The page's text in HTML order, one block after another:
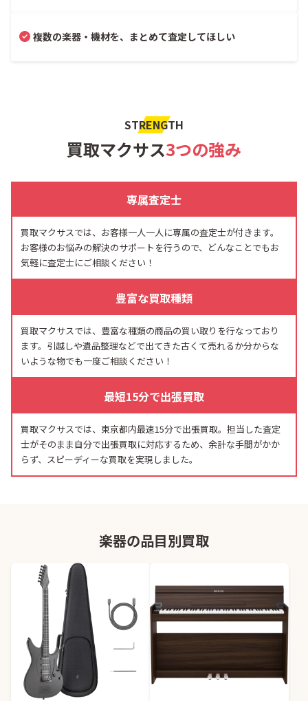
複数の楽器・機材を、まとめて査定してほしい
STRENGTH
買取マクサス3つの強み
専属査定士
買取マクサスでは、お客様一人一人に専属の査定士が付きます。
お客様のお悩みの解決のサポートを行うので、どんなことでもお
気軽に査定士にご相談ください！
豊富な買取種類
買取マクサスでは、豊富な種類の商品の買い取りを行なっており
ます。引越しや遺品整理などで出てきた古くて売れるか分からな
いような物でも一度ご相談ください！
最短15分で出張買取
買取マクサスでは、東京都内最速15分で出張買取。担当した査定
士がそのまま自分で出張買取に対応するため、余計な手間がかか
らず、スピーディーな買取を実現しました。
楽器の品目別買取